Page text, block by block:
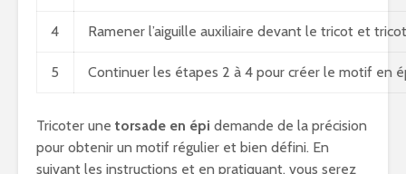
4 Ramener l’aiguille auxiliaire devant le tricot et
5 Continuer les étapes 2 à 4 pour créer le motif en
Tricoter une torsade en épi demande de la précision
pour obtenir un motif régulier et bien défini. En
suivant les instructions et en pratiquant, vous serez